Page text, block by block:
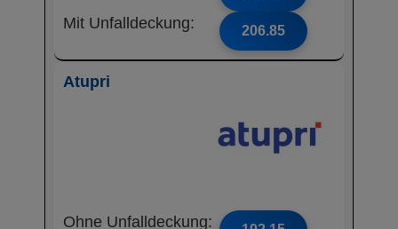
Mit Unfalldeckung: 206.85
Atupri
Ohne Unfalldeckung: